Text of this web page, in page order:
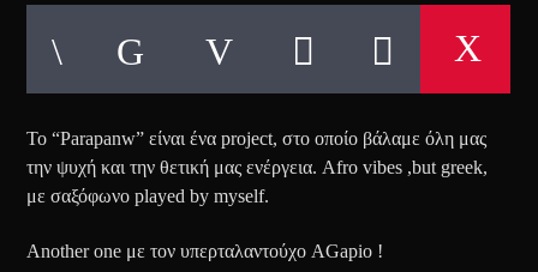
Το “Parapanw” είναι ένα project, στο οποίο βάλαμε όλη μας
την ψυχή και την θετική μας ενέργεια. Afro vibes ,but greek,
με σαξόφωνο played by myself.
Another one με τον υπερταλαντούχο AGapio !